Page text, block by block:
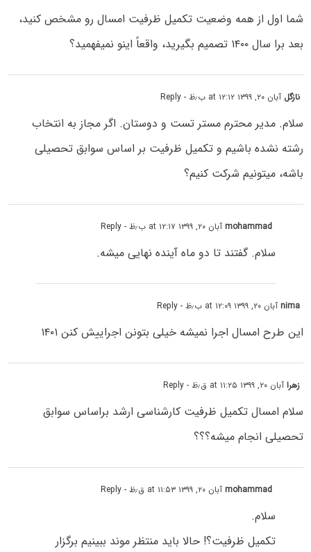
شما اول از ھمه وضعیت تکمیل ظرفیت امسال رو مشخص کنید،
بعد برا سال ۱۴۰۰ تصمیم بگیرید، واقعاً اینو نمیفهمید؟
نازگل آبان ۲۰, ۱۳۹۹ at ۱۲:۱۲ ب٫ظ - Reply
سلام. مدیر محترم مستر تست و دوستان. اگر مجاز به انتخاب
رشته نشده باشیم و تکمیل ظرفیت بر اساس سوابق تحصیلی
باشه، میتونیم شرکت کنیم؟
mohammadآبان ۲۰, ۱۳۹۹ at ۱۲:۱۷ ب٫ظ - Reply
سلام. گفتند تا دو ماه آینده نهایی میشه.
nimaآبان ۲۰, ۱۳۹۹ at ۱۲:۰۹ ب٫ظ - Reply
این طرح امسال اجرا نمیشه خیلی بتونن اجراییش کنن ۱۴۰۱
زهراآبان ۲۰, ۱۳۹۹ at ۱۱:۲۵ ق٫ظ - Reply
سلام امسال تکمیل ظرفیت کارشناسی ارشد براساس سوابق
تحصیلی انجام میشه؟؟؟
mohammadآبان ۲۰, ۱۳۹۹ at ۱۱:۵۳ ق٫ظ - Reply
سلام.
تکمیل ظرفیت؟! حالا باید منتظر موند ببینیم برگزار